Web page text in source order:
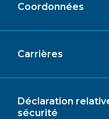
Coordonnées
Carrières
Déclaration
sécurité